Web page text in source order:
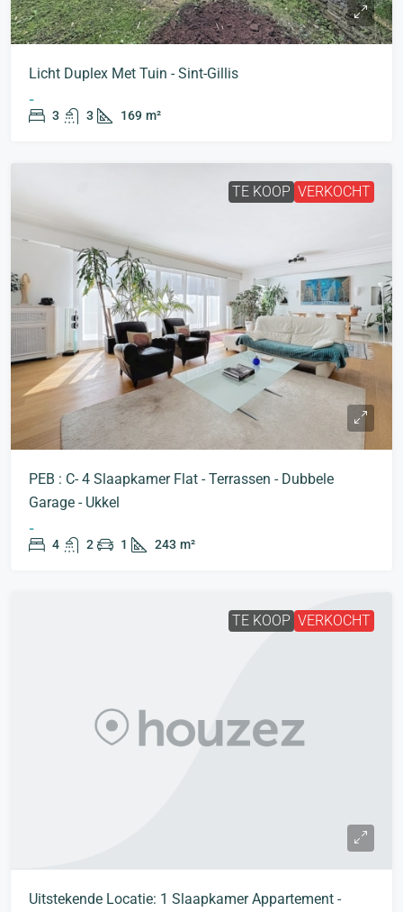
Licht Duplex Met Tuin - Sint-Gillis
-
3 3 169 m²
TE KOOP VERKOCHT
PEB : C- 4 Slaapkamer Flat - Terrassen - Dubbele
Garage - Ukkel
-
4 2 1 243 m²
TE KOOP VERKOCHT
Uitstekende Locatie: 1 Slaapkamer Appartement -